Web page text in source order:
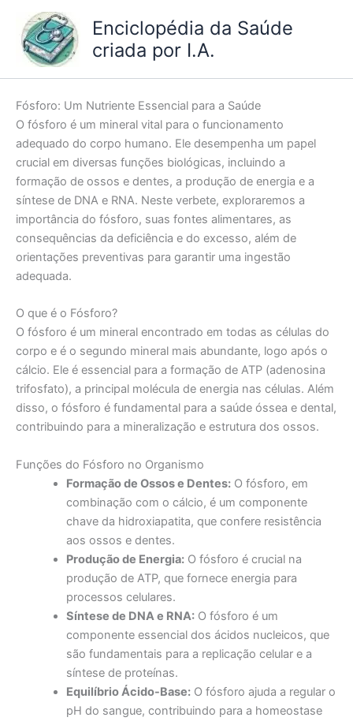
conteúdo
Enciclopédia da Saúde
criada por I.A.
Fósforo: Um Nutriente Essencial para a Saúde
O fósforo é um mineral vital para o funcionamento
adequado do corpo humano. Ele desempenha um papel
crucial em diversas funções biológicas, incluindo a
formação de ossos e dentes, a produção de energia e a
síntese de DNA e RNA. Neste verbete, exploraremos a
importância do fósforo, suas fontes alimentares, as
consequências da deficiência e do excesso, além de
orientações preventivas para garantir uma ingestão
adequada.
O que é o Fósforo?
O fósforo é um mineral encontrado em todas as células do
corpo e é o segundo mineral mais abundante, logo após o
cálcio. Ele é essencial para a formação de ATP (adenosina
trifosfato), a principal molécula de energia nas células. Além
disso, o fósforo é fundamental para a saúde óssea e dental,
contribuindo para a mineralização e estrutura dos ossos.
Funções do Fósforo no Organismo
Formação de Ossos e Dentes:O fósforo, em
combinação com o cálcio, é um componente
chave da hidroxiapatita, que confere resistência
aos ossos e dentes.
Produção de Energia:O fósforo é crucial na
produção de ATP, que fornece energia para
processos celulares.
Síntese de DNA e RNA:O fósforo é um
componente essencial dos ácidos nucleicos, que
são fundamentais para a replicação celular e a
síntese de proteínas.
Equilíbrio Ácido-Base:O fósforo ajuda a regular o
pH do sangue, contribuindo para a homeostase